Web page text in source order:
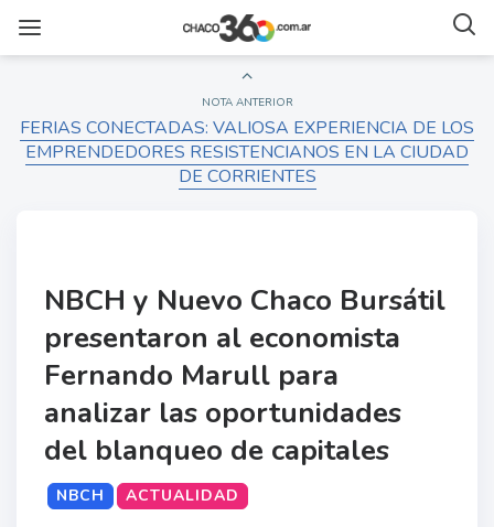
NOTA ANTERIOR
FERIAS CONECTADAS: VALIOSA EXPERIENCIA DE LOS
EMPRENDEDORES RESISTENCIANOS EN LA CIUDAD
DE CORRIENTES
NBCH y Nuevo Chaco Bursátil
presentaron al economista
Fernando Marull para
analizar las oportunidades
del blanqueo de capitales
NBCH ACTUALIDAD